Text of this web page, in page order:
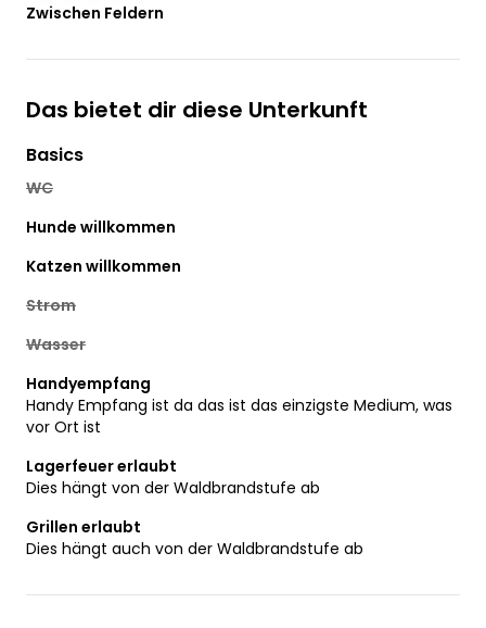
Zwischen Feldern
Das bietet dir diese Unterkunft
Basics
WC
Hunde willkommen
Katzen willkommen
Strom
Wasser
Handyempfang
Handy Empfang ist da das ist das einzigste Medium, was
vor Ort ist
Lagerfeuer erlaubt
Dies hängt von der Waldbrandstufe ab
Grillen erlaubt
Dies hängt auch von der Waldbrandstufe ab